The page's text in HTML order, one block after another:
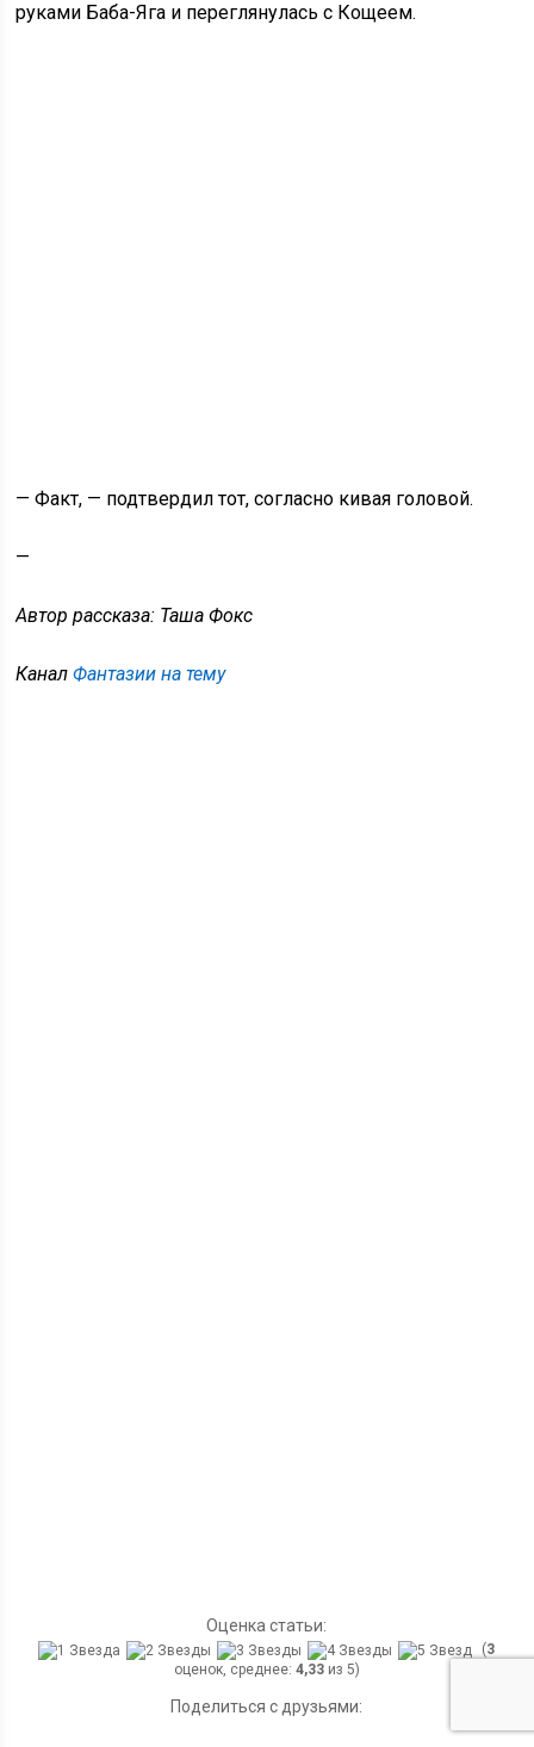
руками Баба-Яга и переглянулась с Кощеем.
— Факт, — подтвердил тот, согласно кивая головой.
—
Автор рассказа: Таша Фокс
КаналФантазии на тему
Оценка статьи:
(3
оценок, среднее: 4,33из 5)
Поделиться с друзьями: